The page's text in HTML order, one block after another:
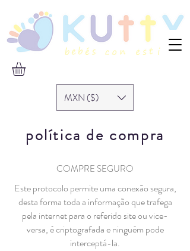
MXN ($)
política de compra
COMPRE SEGURO
Este protocolo permite uma conexão segura,
desta forma toda a informação que trafega
pela internet para o referido site ou vice-
versa, é criptografada e ninguém pode
interceptá-la.